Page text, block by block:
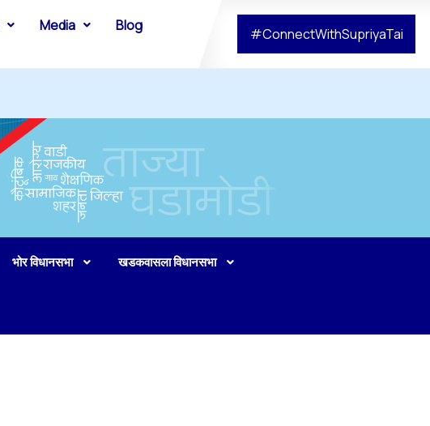
Media Blog
#ConnectWithSupriyaTai
भोर विधानसभा खडकवासला विधानसभा